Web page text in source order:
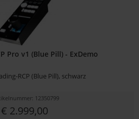
Pro v1 (Blue Pill) - ExDemo
RCP (Blue Pill), schwarz
12350799
€ 2.999,00